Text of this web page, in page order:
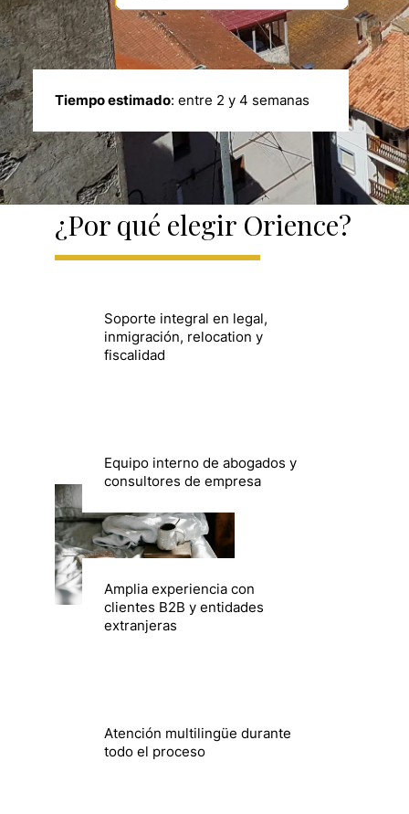
Tiempo estimado: entre 2 y 4 semanas
¿Por qué elegir Orience?
Soporte integral en legal,
inmigración, relocation y
fiscalidad
Equipo interno de abogados y
consultores de empresa
Amplia experiencia con
clientes B2B y entidades
extranjeras
Atención multilingüe durante
todo el proceso